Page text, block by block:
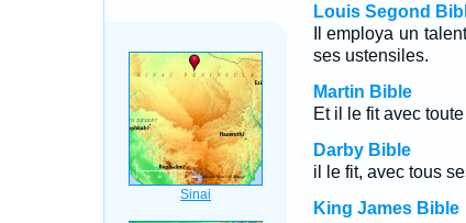
Louis Segond
Il employa un
ses ustensiles.
Martin Bible
Et il le fit avec
Darby Bible
il le fit, avec tous
King James Bible